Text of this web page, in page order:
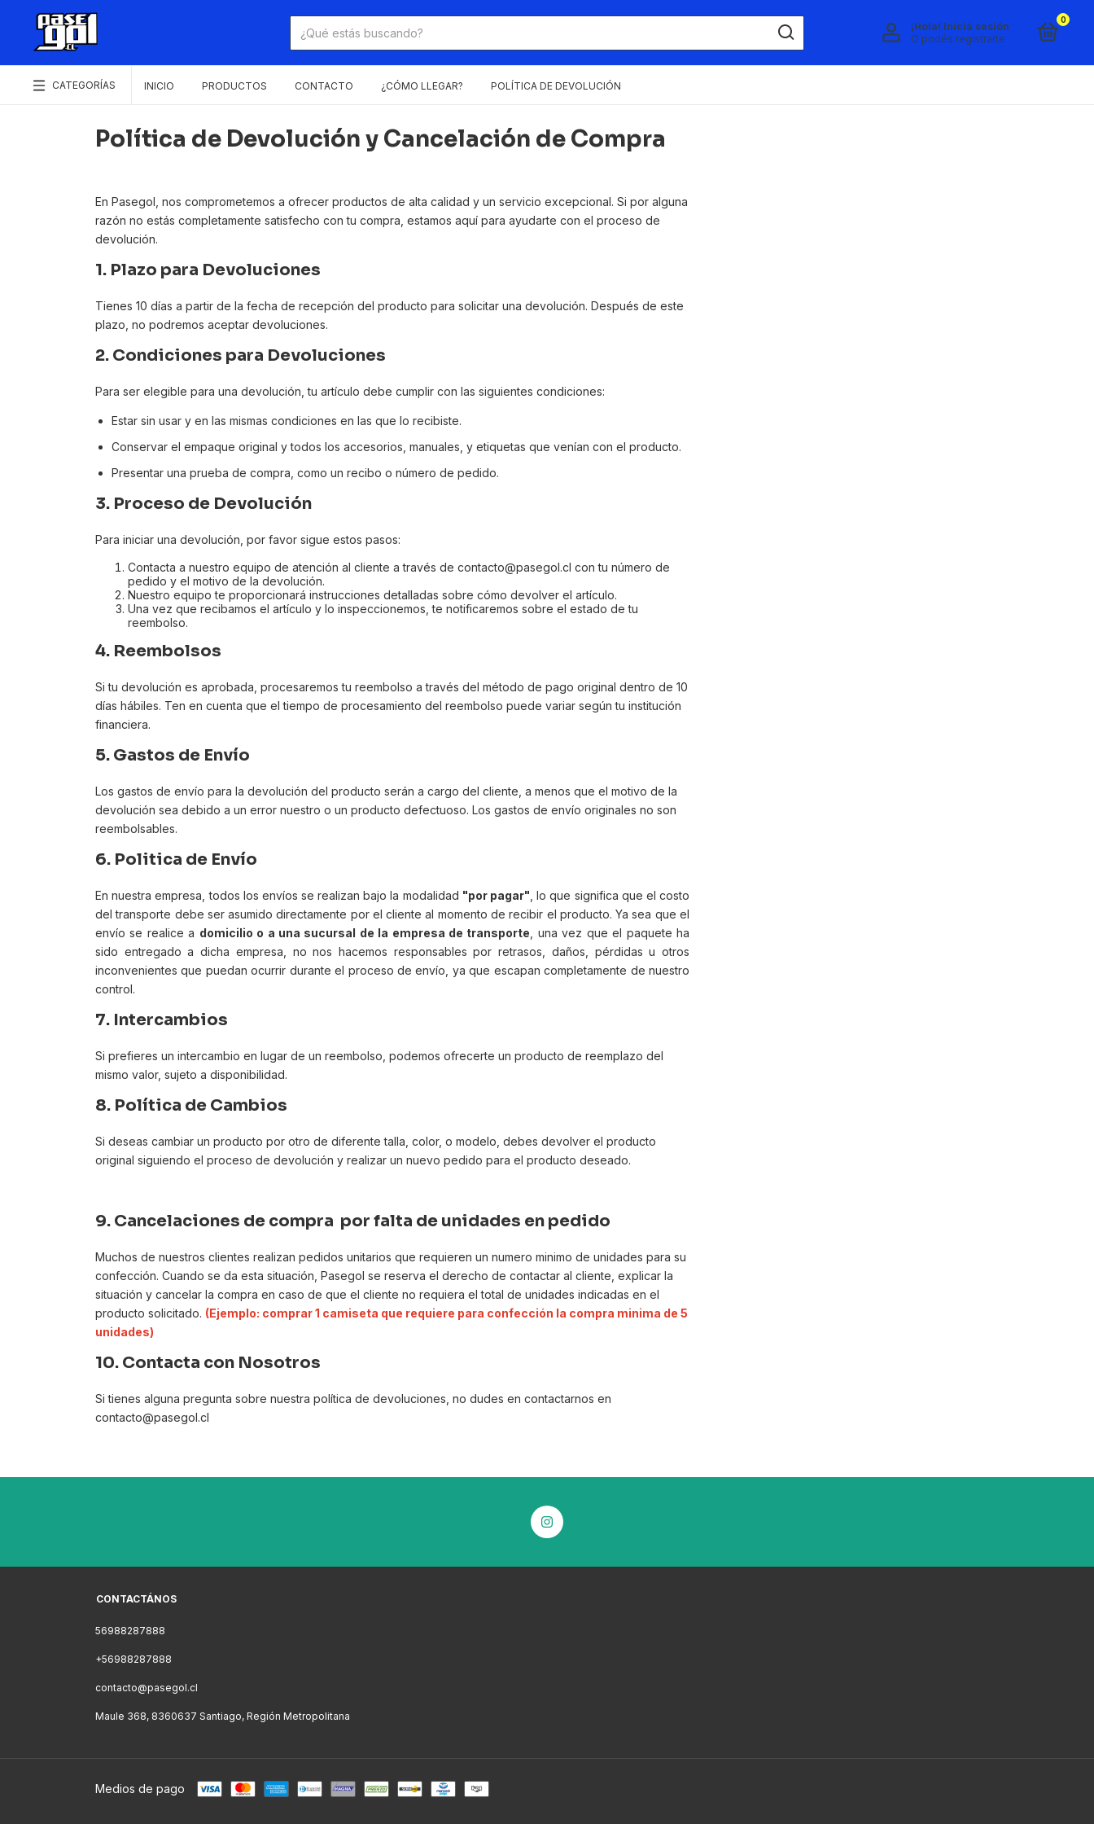
¡Hola! Iniciá sesión
O podés registrarte
0
CATEGORÍAS INICIO PRODUCTOS CONTACTO ¿CÓMO LLEGAR? POLÍTICA DE DEVOLUCIÓN
Política de Devolución y Cancelación de Compra
En Pasegol, nos comprometemos a ofrecer productos de alta calidad y un servicio excepcional. Si por alguna
razón no estás completamente satisfecho con tu compra, estamos aquí para ayudarte con el proceso de
devolución.
1. Plazo para Devoluciones
Tienes 10 días a partir de la fecha de recepción del producto para solicitar una devolución. Después de este
plazo, no podremos aceptar devoluciones.
2. Condiciones para Devoluciones
Para ser elegible para una devolución, tu artículo debe cumplir con las siguientes condiciones:
Estar sin usar y en las mismas condiciones en las que lo recibiste.
Conservar el empaque original y todos los accesorios, manuales, y etiquetas que venían con el producto.
Presentar una prueba de compra, como un recibo o número de pedido.
3. Proceso de Devolución
Para iniciar una devolución, por favor sigue estos pasos:
Contacta a nuestro equipo de atención al cliente a través de contacto@pasegol.cl con tu número de
pedido y el motivo de la devolución.
Nuestro equipo te proporcionará instrucciones detalladas sobre cómo devolver el artículo.
Una vez que recibamos el artículo y lo inspeccionemos, te notificaremos sobre el estado de tu
reembolso.
4. Reembolsos
Si tu devolución es aprobada, procesaremos tu reembolso a través del método de pago original dentro de 10
días hábiles. Ten en cuenta que el tiempo de procesamiento del reembolso puede variar según tu institución
financiera.
5. Gastos de Envío
Los gastos de envío para la devolución del producto serán a cargo del cliente, a menos que el motivo de la
devolución sea debido a un error nuestro o un producto defectuoso. Los gastos de envío originales no son
reembolsables.
6. Politica de Envío
En nuestra empresa, todos los envíos se realizan bajo la modalidad "por pagar" , lo que significa que el costo
del transporte debe ser asumido directamente por el cliente al momento de recibir el producto. Ya sea que el
envío se realice a domicilio o a una sucursal de la empresa de transporte , una vez que el paquete ha
sido entregado a dicha empresa, no nos hacemos responsables por retrasos, daños, pérdidas u otros
inconvenientes que puedan ocurrir durante el proceso de envío, ya que escapan completamente de nuestro
control.
7. Intercambios
Si prefieres un intercambio en lugar de un reembolso, podemos ofrecerte un producto de reemplazo del
mismo valor, sujeto a disponibilidad.
8. Política de Cambios
Si deseas cambiar un producto por otro de diferente talla, color, o modelo, debes devolver el producto
original siguiendo el proceso de devolución y realizar un nuevo pedido para el producto deseado.
9. Cancelaciones de compra por falta de unidades en pedido
Muchos de nuestros clientes realizan pedidos unitarios que requieren un numero minimo de unidades para su
confección. Cuando se da esta situación, Pasegol se reserva el derecho de contactar al cliente, explicar la
situación y cancelar la compra en caso de que el cliente no requiera el total de unidades indicadas en el
producto solicitado. (Ejemplo: comprar 1 camiseta que requiere para confección la compra minima de 5
unidades)
10. Contacta con Nosotros
Si tienes alguna pregunta sobre nuestra política de devoluciones, no dudes en contactarnos en
contacto@pasegol.cl
CONTACTÁNOS
56988287888
+56988287888
contacto@pasegol.cl
Maule 368, 8360637 Santiago, Región Metropolitana
Medios de pago